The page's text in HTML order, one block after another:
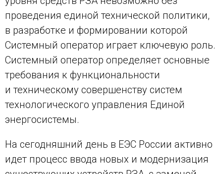
проведения единой технической политики,
в разработке и формировании которой
Системный оператор играет ключевую роль.
Системный оператор определяет основные
требования к функциональности
и техническому совершенству систем
технологического управления Единой
энергосистемы.
На сегодняшний день в ЕЭС России активно
идет процесс ввода новых и модернизация